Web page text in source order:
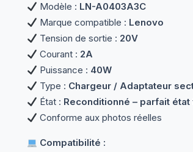
Modèle : LN-A0403A3C
Marque compatible : Lenovo
Tension de sortie : 20V
Courant : 2A
Puissance : 40W
Type : Chargeur / Adaptateur
État : Reconditionné – parfait
Conforme aux photos réelles
Compatibilité :